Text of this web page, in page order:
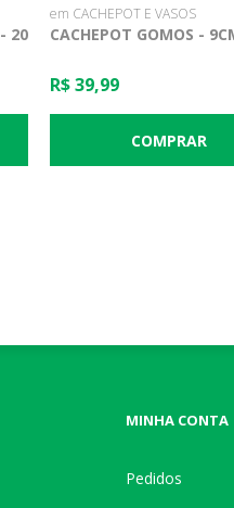
20
em CACHEPOT E VASOS
CACHEPOT GOMOS -
R$ 39,99
MINHA CONTA
Pedidos